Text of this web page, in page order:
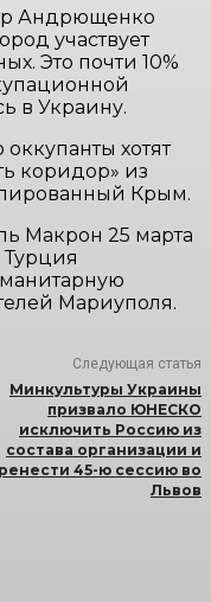
Андрющенко
участвует
Это почти 10%
в Украину.
хотят
коридор» из
Крым.
Макрон 25 марта
Мариуполя.
Следующая статья
Минкультуры Украины
призвало ЮНЕСКО
исключить Россию из
состава организации и
45-ю сессию во
Львов